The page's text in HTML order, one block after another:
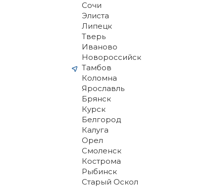
Сочи
Элиста
Липецк
Тверь
Иваново
Новороссийск
Тамбов
Коломна
Ярославль
Брянск
Курск
Белгород
Калуга
Орел
Смоленск
Кострома
Рыбинск
Старый Оскол